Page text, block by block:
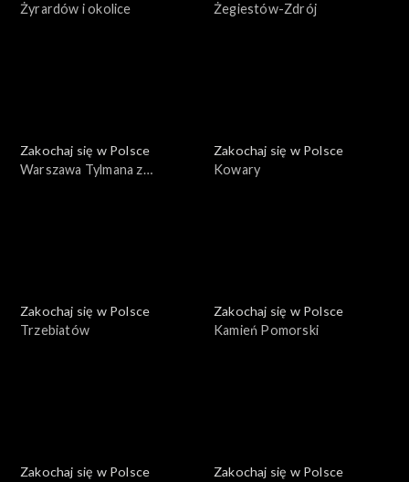
Żyrardów i okolice
Żegiestów-Zdrój
Zakochaj się w Polsce
Warszawa Tylmana z
Zakochaj się w Polsce
Kowary
Zakochaj się w Polsce
Trzebiatów
Zakochaj się w Polsce
Kamień Pomorski
Zakochaj się w Polsce
Zakochaj się w Polsce